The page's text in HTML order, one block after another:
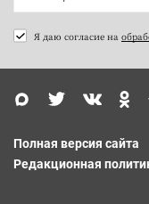
Я даю согласие на
Полная версия сайта
Редакционная